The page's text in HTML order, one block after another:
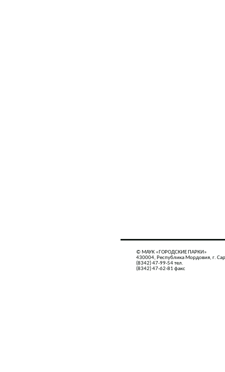
© МАУК «ГОРОДСКИЕ ПАРКИ»
430004, Республика Мордовия, г.
(8342) 47-99-54 тел.
(8342) 47-62-81 факс